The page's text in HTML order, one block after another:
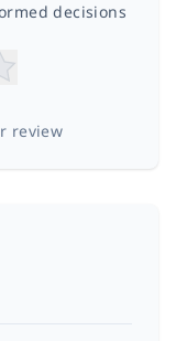
decisions
review